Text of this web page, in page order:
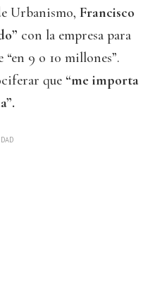
Urbanismo, Francisco
con la empresa para
“en 9 o 10 millones”.
que “me importa